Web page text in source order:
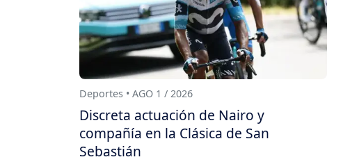
Deportes • AGO 1 / 2026
Discreta actuación de Nairo y
compañía en la Clásica de San
Sebastián